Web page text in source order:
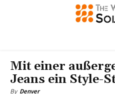
Mit einer
Jeans ein Style-
By Denver